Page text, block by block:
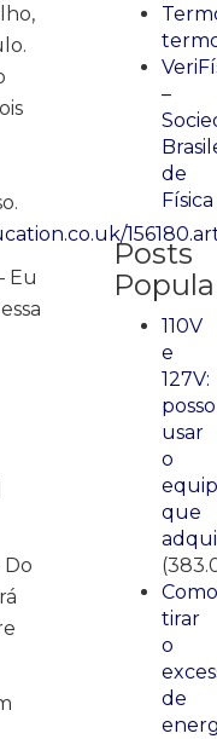
Eu
Do
–
de
Física
Posts
110V
e
127V:
posso
usar
o
que
Como
tirar
o
de